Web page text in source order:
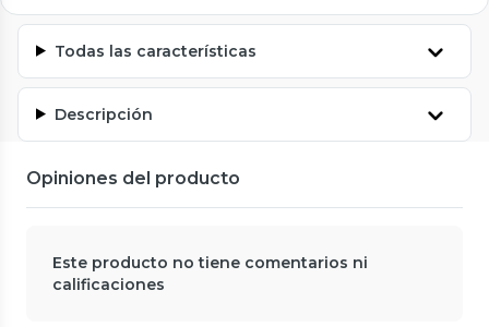
Todas las características
Descripción
Opiniones del producto
Este producto no tiene comentarios ni
calificaciones